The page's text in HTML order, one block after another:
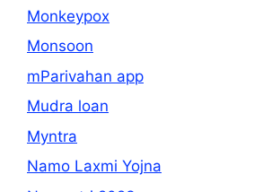
Monkeypox
Monsoon
mParivahan app
Mudra loan
Myntra
Namo Laxmi Yojna